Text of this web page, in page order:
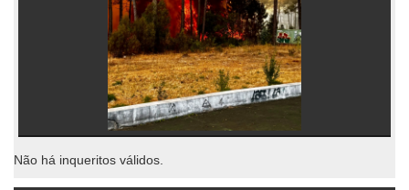
Não há inqueritos válidos.